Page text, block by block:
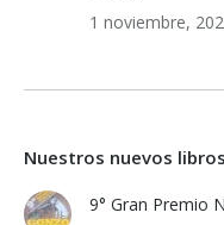
1 noviembre,
Nuestros nuevos libros
9° Gran Premio